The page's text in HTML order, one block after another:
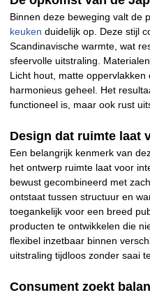
Binnen deze beweging valt de
keuken duidelijk op. Deze stijl
Scandinavische warmte, wat
sfeervolle uitstraling.
Licht hout, matte
harmonieus geheel. Het
functioneel is, maar ook rust
Design dat ruimte laat
Een belangrijk kenmerk van
het ontwerp ruimte laat voor
bewust gecombineerd met
ontstaat tussen structuur en
toegankelijk voor een breed
producten te ontwikkelen die
flexibel inzetbaar binnen
uitstraling tijdloos zonder saai
Consument zoekt